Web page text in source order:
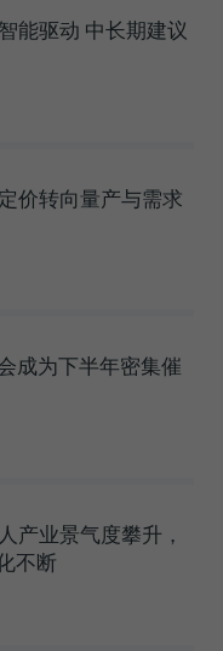
能驱动 中长期建议
价转向量产与需求
成为下半年密集催
产业景气度攀升，
不断